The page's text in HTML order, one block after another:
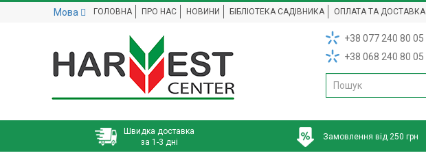
Мова ГОЛОВНА ПРО НАС НОВИНИ БІБЛІОТЕКА САДІВНИКА ОПЛАТА ТА ДОСТАВКА
+38 077 240 80 05
+38 068 240 80 05
Швидка доставка
за 1-3 дні
Замовлення від 250 грн